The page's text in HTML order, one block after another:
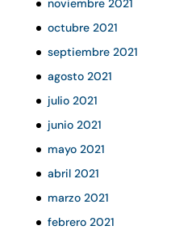
noviembre 2021
octubre 2021
septiembre 2021
agosto 2021
julio 2021
junio 2021
mayo 2021
abril 2021
marzo 2021
febrero 2021